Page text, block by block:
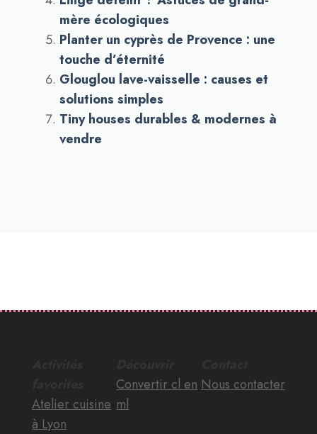
mère écologiques
Planter un cyprès de Provence : une
touche d’éternité
Glouglou lave-vaisselle : causes et
solutions simples
Tiny houses durables & modernes à
vendre
Atelier cuisine
à Lyon
Convertir cl en
ml
Nous contacter